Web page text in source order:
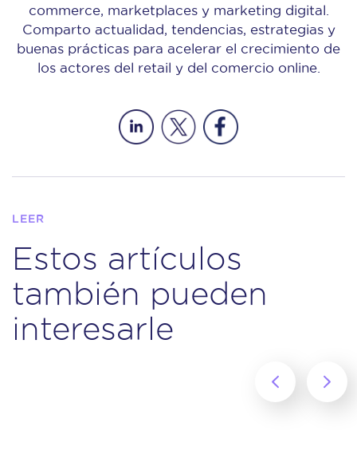
commerce, marketplaces y marketing digital.
Comparto actualidad, tendencias, estrategias y
buenas prácticas para acelerar el crecimiento de
los actores del retail y del comercio online.
LEER
Estos artículos
también pueden
interesarle